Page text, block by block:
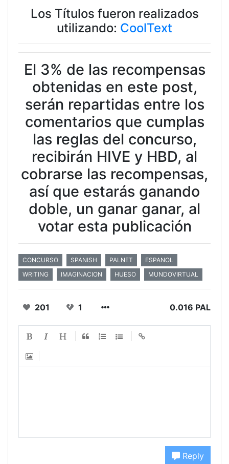
Los Títulos fueron realizados
utilizando: CoolText
El 3% de las recompensas
obtenidas en este post,
serán repartidas entre los
comentarios que cumplas
las reglas del concurso,
recibirán HIVE y HBD, al
cobrarse las recompensas,
así que estarás ganando
doble, un ganar ganar, al
votar esta publicación
CONCURSO SPANISH PALNET
ESPANOL
WRITING
IMAGINACION HUESO MUNDOVIRTUAL
201 1 0.016 PAL
Reply